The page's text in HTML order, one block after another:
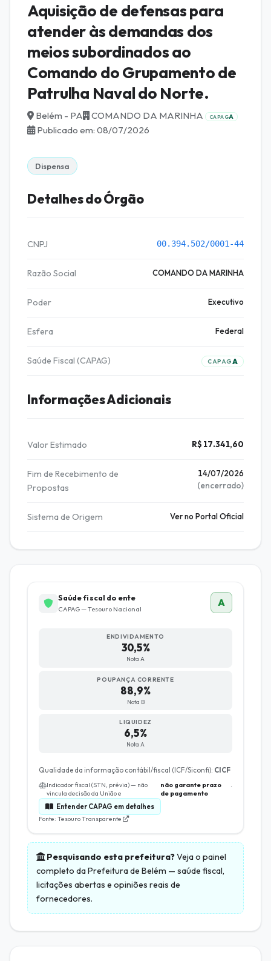
Aquisição de defensas para
atender às demandas dos
meios subordinados ao
Comando do Grupamento de
Patrulha Naval do Norte.
Belém - PA COMANDO DA MARINHA CAPAGA
Publicado em: 08/07/2026
Dispensa
Detalhes do Órgão
CNPJ 00.394.502/0001-44
Razão Social COMANDO DA MARINHA
Poder Executivo
Esfera Federal
Saúde Fiscal (CAPAG) CAPAGA
Informações Adicionais
Valor Estimado R$ 17.341,60
Fim de Recebimento de
Propostas
14/07/2026
(encerrado)
Sistema de Origem Ver no Portal Oficial
Saúde fiscal do ente
CAPAG — Tesouro Nacional
A
ENDIVIDAMENTO
30,5%
Nota A
POUPANÇA CORRENTE
88,9%
Nota B
LIQUIDEZ
6,5%
Nota A
Qualidade da informação contábil/fiscal (ICF/Siconfi): CICF
Indicador fiscal (STN, prévia) — não
vincula decisão da União e
não garante prazo
de pagamento
.
Entender CAPAG em detalhes
Fonte: Tesouro Transparente
Pesquisando esta prefeitura?Veja o painel
completo daPrefeitura de Belém — saúde fiscal,
licitações abertas e opiniões reais de
fornecedores.